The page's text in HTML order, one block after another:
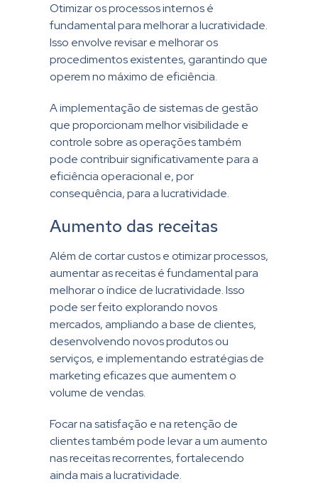
Otimizar os processos internos é
fundamental para melhorar a lucratividade.
Isso envolve revisar e melhorar os
procedimentos existentes, garantindo que
operem no máximo de eficiência.
A implementação de sistemas de gestão
que proporcionam melhor visibilidade e
controle sobre as operações também
pode contribuir significativamente para a
eficiência operacional e, por
consequência, para a lucratividade.
Aumento das receitas
Além de cortar custos e otimizar processos,
aumentar as receitas é fundamental para
melhorar o índice de lucratividade. Isso
pode ser feito explorando novos
mercados, ampliando a base de clientes,
desenvolvendo novos produtos ou
serviços, e implementando estratégias de
marketing eficazes que aumentem o
volume de vendas.
Focar na satisfação e na retenção de
clientes também pode levar a um aumento
nas receitas recorrentes, fortalecendo
ainda mais a lucratividade.